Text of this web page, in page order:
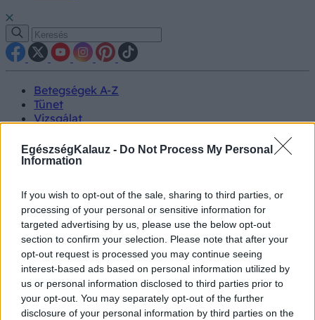
EgészségKalauz - Do Not Process My Personal
Information
If you wish to opt-out of the sale, sharing to third parties, or
processing of your personal or sensitive information for
targeted advertising by us, please use the below opt-out
section to confirm your selection. Please note that after your
opt-out request is processed you may continue seeing
interest-based ads based on personal information utilized by
us or personal information disclosed to third parties prior to
your opt-out. You may separately opt-out of the further
disclosure of your personal information by third parties on the
Betegségek A-Z
Tünet
Vizsgálat
Életmódváltás
Kutatás
Hírek
Videók
Kisállatok egészsége
#allergia #influenza
#cukorbetegség
#orvosmeteorológia
#vérnyomás#stroke
#rákbetegség
#pajzsmirigy#reflux#ekcéma#herpesz
Regisztráció